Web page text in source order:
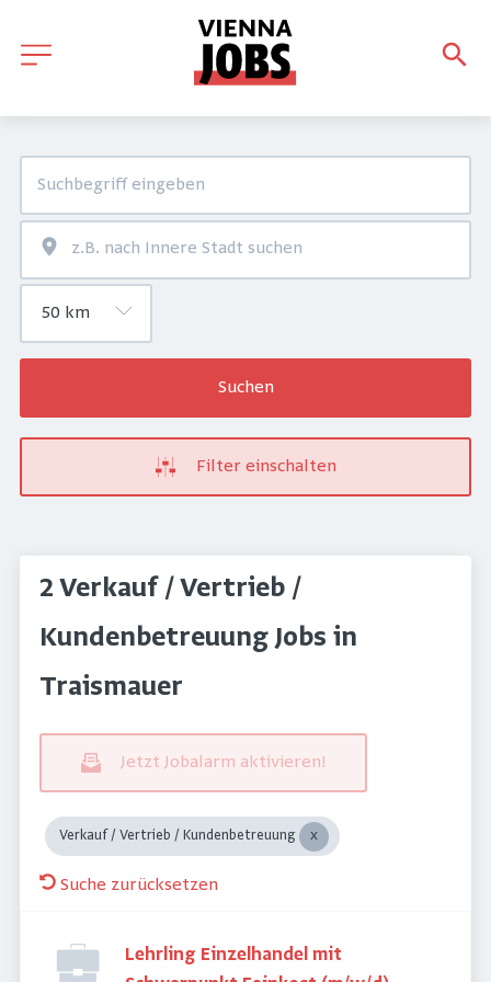
Suchen
Filter einschalten
2 Verkauf / Vertrieb /
Kundenbetreuung Jobs in
Traismauer
Jetzt Jobalarm aktivieren!
Verkauf / Vertrieb / Kundenbetreuung
Suche zurücksetzen
Lehrling Einzelhandel mit